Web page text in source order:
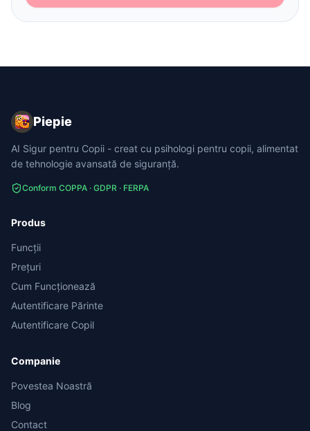
Piepie
AI Sigur pentru Copii - creat cu psihologi pentru copii, alimentat
de tehnologie avansată de siguranță.
Conform COPPA · GDPR · FERPA
Produs
Funcții
Prețuri
Cum Funcționează
Autentificare Părinte
Autentificare Copil
Companie
Povestea Noastră
Blog
Contact